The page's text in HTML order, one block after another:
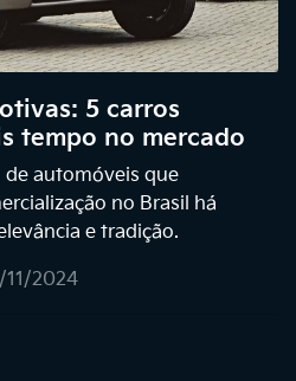
5 carros
tempo no mercado
de automóveis que
no Brasil há
e tradição.
11/2024